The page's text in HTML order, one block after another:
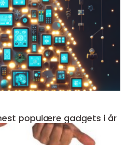
populære gadgets i år